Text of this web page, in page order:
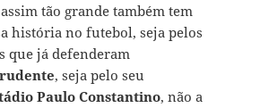
tão grande também tem
história no futebol, seja pelos
que já defenderam
, seja pelo seu
Paulo Constantino, não a